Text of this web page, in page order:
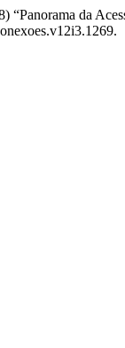
da